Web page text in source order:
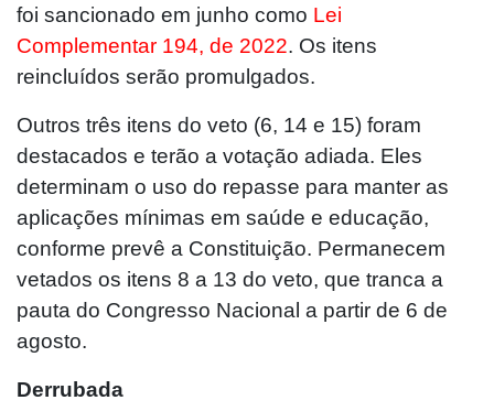
foi sancionado em junho como Lei
Complementar 194, de 2022. Os itens
reincluídos serão promulgados.
Outros três itens do veto (6, 14 e 15) foram
destacados e terão a votação adiada. Eles
determinam o uso do repasse para manter as
aplicações mínimas em saúde e educação,
conforme prevê a Constituição. Permanecem
vetados os itens 8 a 13 do veto, que tranca a
pauta do Congresso Nacional a partir de 6 de
agosto.
Derrubada